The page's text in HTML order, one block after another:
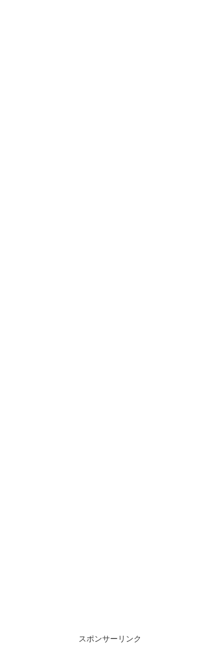
スポンサーリンク